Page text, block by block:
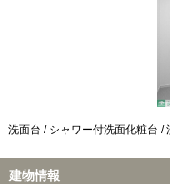
洗面台 / シャワー付洗面化粧台 /
建物情報